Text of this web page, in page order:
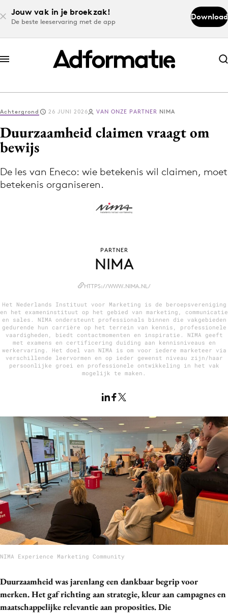
Jouw vak in je broekzak!
De beste leeservaring met de app
Download
Abonneer nu
Abonneer nu
Log in
Volg het laatste nieuws via de Adformatie
Nieuws app
9 sept: GenAI-training
12 nov: MarketingLive!
Adverteren
Events
Opleidingen
Topics
Artificial Intelligence
Bureaus
Campagnes
Carriere
Contentmarketing
Craft
Customer Experience
Data & Insights
Digital transformation
Diversiteit
Achtergrond 26 JUNI 2026 VAN ONZE PARTNER NIMA
Duurzaamheid claimen vraagt om
bewijs
De les van Eneco: wie betekenis wil claimen, moet
betekenis organiseren.
PARTNER
NIMA
HTTPS://WWW.NIMA.NL/
Het Nederlands Instituut voor Marketing is de beroepsvereniging
en het exameninstituut op het gebied van marketing, communicatie
en sales. NIMA ondersteunt professionals binnen die vakgebieden
gedurende hun carrière op het terrein van kennis, professionele
vaardigheden, biedt contactmomenten en inspiratie. NIMA geeft
met examens en certificering duiding aan kennisniveaus en
werkervaring. Het doel van NIMA is om voor iedere marketeer via
verschillende leervormen en op ieder gewenst niveau zijn/haar
persoonlijke groei en professionele ontwikkeling in het vak
mogelijk te maken.
NIMA Experience Marketing Community
Duurzaamheid was jarenlang een dankbaar begrip voor
merken. Het gaf richting aan strategie, kleur aan campagnes en
maatschappelijke relevantie aan proposities. Die